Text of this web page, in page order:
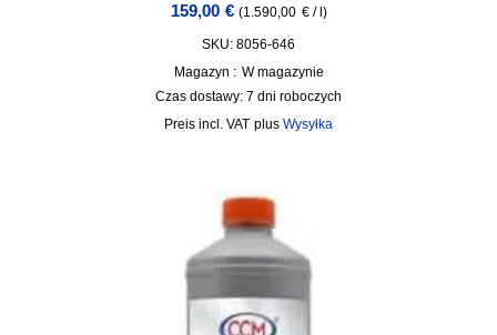
159,00 € (1.590,00 €/ )
SKU: 8056-646
Magazyn : W magazynie
Czas dostawy: 7 dni roboczych
incl. VAT plus Wysyłka